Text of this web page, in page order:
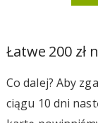
Łatwe 200 zł
Co dalej? Aby
ciągu 10 dni